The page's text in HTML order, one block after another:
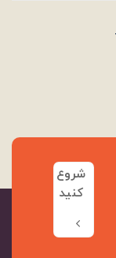
شروع
کنید